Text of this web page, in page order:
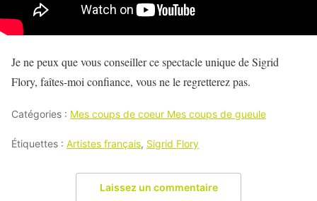
Je ne peux que vous conseiller ce spectacle unique de Sigrid
Flory, faîtes-moi confiance, vous ne le regretterez pas.
Catégories : Mes coups de coeur Mes coups de gueule
Étiquettes : Artistes français, Sigrid Flory
Laissez un commentaire